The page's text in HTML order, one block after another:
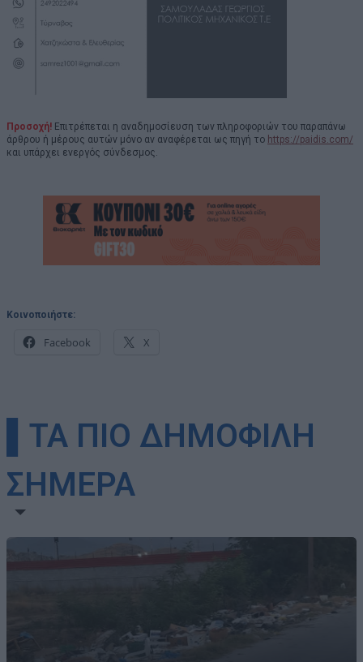
Προσοχή! Επιτρέπεται η αναδημοσίευση των πληροφοριών του παραπάνω
άρθρου ή μέρους αυτών μόνο αν αναφέρεται ως πηγή το https://paidis.com/
και υπάρχει ενεργός σύνδεσμος.
Κοινοποιήστε:
Facebook X
▌ΤΑ ΠΙΟ ΔΗΜΟΦΙΛΗ
ΣΗΜΕΡΑ